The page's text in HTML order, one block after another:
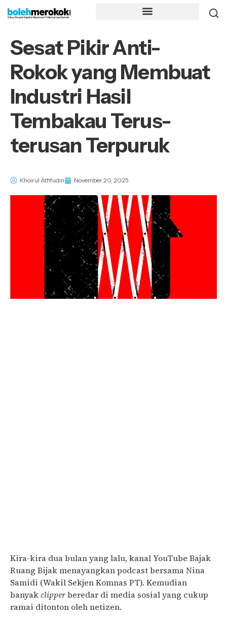
Sesat Pikir Anti-
Rokok yang Membuat
Industri Hasil
Tembakau Terus-
terusan Terpuruk
Khoirul Atfifudin November 20, 2025
Kira-kira dua bulan yang lalu, kanal YouTube Bajak
Ruang Bijak menayangkan podcast bersama Nina
Samidi (Wakil Sekjen Komnas PT). Kemudian
banyakclipperberedar di media sosial yang cukup
ramai ditonton oleh netizen.